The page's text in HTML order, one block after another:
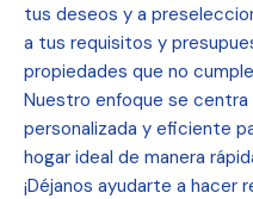
tus deseos y a
a tus requisitos y
propiedades que no
Nuestro enfoque se centra
personalizada y eficiente
hogar ideal de manera
¡Déjanos ayudarte a hacer